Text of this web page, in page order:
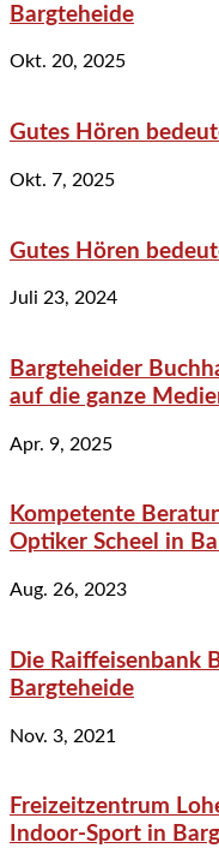
Bargteheide
Okt. 20, 2025
Gutes Hören
Okt. 7, 2025
Gutes Hören
Juli 23, 2024
Bargteheider
auf die ganze
Apr. 9, 2025
Kompetente
Optiker Scheel in
Aug. 26, 2023
Die Raiffeisenbank
Bargteheide
Nov. 3, 2021
Freizeitzentrum
Indoor-Sport in